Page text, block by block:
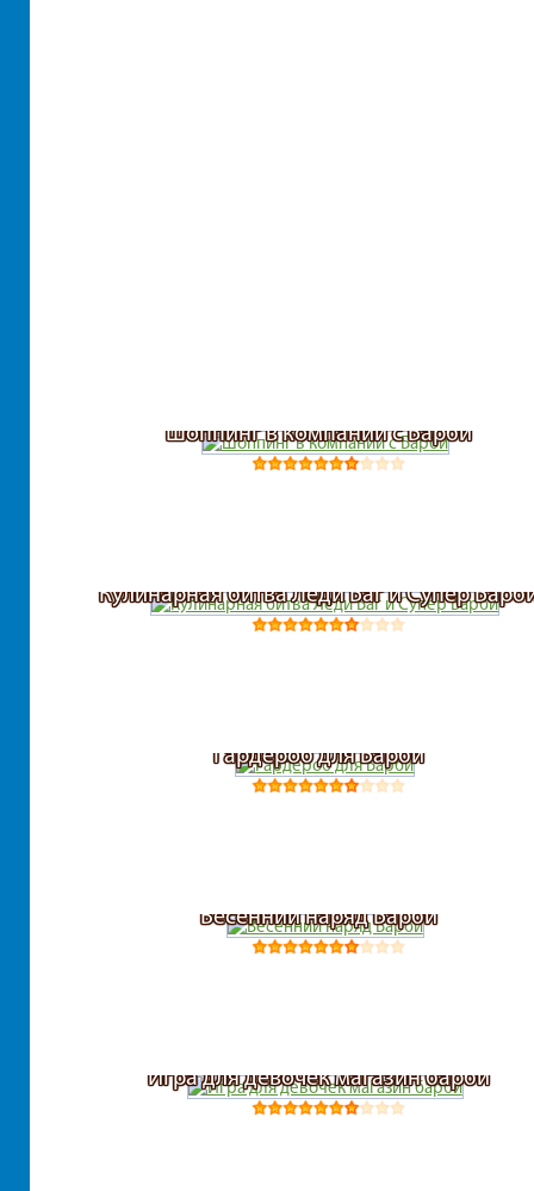
Шоппинг в компании с Барби
Кулинарная битва Леди Баг и Супер
Гардероб для Барби
Весенний наряд Барби
Игра для девочек магазин барби